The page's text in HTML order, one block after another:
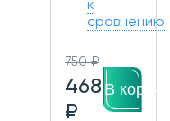
к
сравнению
750 ₽
468
₽
В